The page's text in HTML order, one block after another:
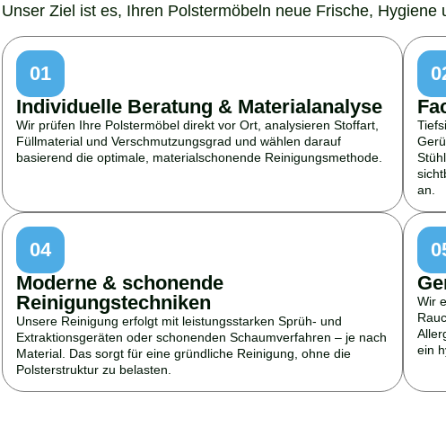
Unser Ziel ist es, Ihren Polstermöbeln neue Frische,
01
Individuelle Beratung & Materialanalyse
Wir prüfen Ihre Polstermöbel direkt vor Ort, analysieren Stoffart,
Füllmaterial und Verschmutzungsgrad und wählen darauf
basierend die optimale, materialschonende Reinigungsmethode.
an.
04
Moderne & schonende
Reinigungstechniken
Unsere Reinigung erfolgt mit leistungsstarken Sprüh- und
Extraktionsgeräten oder schonenden Schaumverfahren – je nach
Material. Das sorgt für eine gründliche Reinigung, ohne die
Polsterstruktur zu belasten.
Wir
ein